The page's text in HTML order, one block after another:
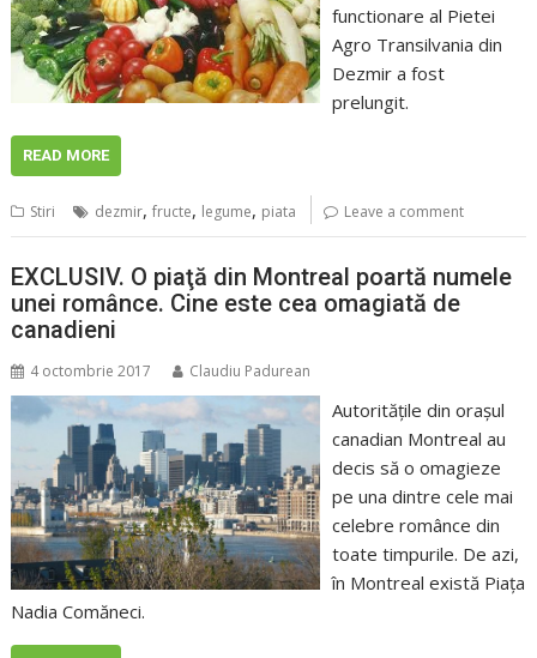
functionare al Pietei
Agro Transilvania din
Dezmir a fost
prelungit.
READ MORE
Stiri dezmir,fructe, legume, piata Leave a comment
EXCLUSIV. O piaţă din Montreal poartă numele
unei românce. Cine este cea omagiată de
canadieni
4 octombrie 2017 Claudiu Padurean
Autorităţile din oraşul
canadian Montreal au
decis să o omagieze
pe una dintre cele mai
celebre românce din
toate timpurile. De azi,
în Montreal există Piaţa
Nadia Comăneci.